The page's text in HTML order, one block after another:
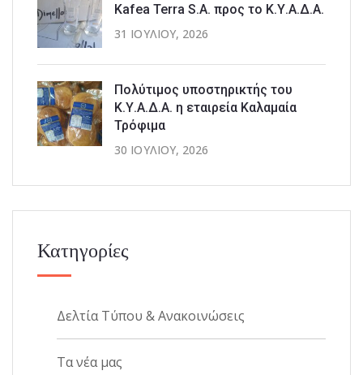
Kafea Terra S.A. προς το Κ.Υ.Α.Δ.Α.
31 ΙΟΥΛΊΟΥ, 2026
Πολύτιμος υποστηρικτής του
Κ.Υ.Α.Δ.Α. η εταιρεία Καλαμαία
Τρόφιμα
30 ΙΟΥΛΊΟΥ, 2026
Κατηγορίες
Δελτία Τύπου & Ανακοινώσεις
Τα νέα μας